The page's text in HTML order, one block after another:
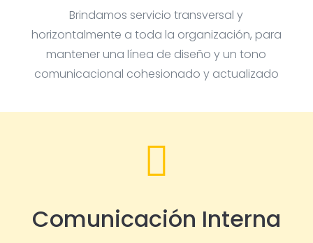
Brindamos servicio transversal y
horizontalmente a toda la organización, para
mantener una línea de diseño y un tono
comunicacional cohesionado y actualizado

Comunicación Interna